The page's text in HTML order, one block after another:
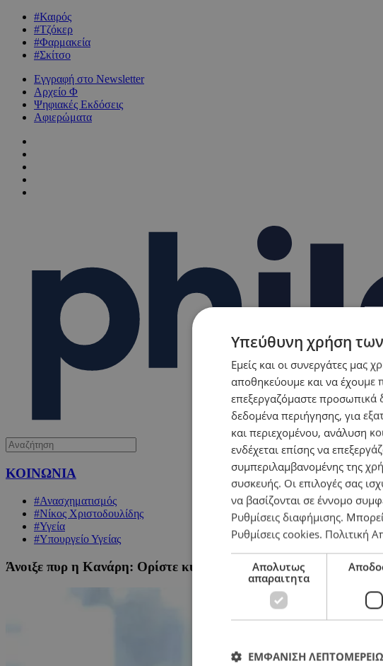
#Καιρός
#Τζόκερ
#Φαρμακεία
#Σκίτσο
Εγγραφή στο Newsletter
Αρχείο Φ
Ψηφιακές Εκδόσεις
Αφιερώματα
ΚΟΙΝΩΝΙΑ
#Ανασχηματισμός
#Νίκος Χριστοδουλίδης
#Υγεία
#Υπουργείο Υγείας
Άνοιξε πυρ η Κανάρη: Ορίστε κύριε Πρόεδρε, πώς υλοποίησα
Υπεύθυνη χρήση
Εμείς και οι συνεργάτες μας
αποθηκεύουμε και να έχουμε
επεξεργαζόμαστε προσωπικά
δεδομένα περιήγησης, για
και περιεχομένου, ανάλυση
ενδέχεται επίσης να
συμπεριλαμβανομένης της
συσκευής. Οι επιλογές σας
να βασίζονται σε έννομο
Ρυθμίσεις διαφήμισης.
Ρυθμίσεις cookies. Πολιτική
Απολυτως
απαραιτητα
ΕΜΦΑΝΙΣΗ